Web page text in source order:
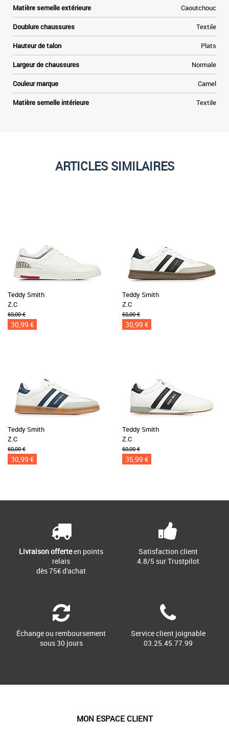
Matière semelle extérieure Caoutchouc
Doublure chaussures Textile
Hauteur de talon Plats
Largeur de chaussures Normale
Couleur marque Camel
Matière semelle intérieure Textile
ARTICLES SIMILAIRES
Teddy Smith
Z.C
60,00 €
30,99 €
Teddy Smith
Z.C
60,00 €
30,99 €
Teddy Smith
Z.C
60,00 €
30,99 €
Teddy Smith
Z.C
60,00 €
35,99 €
Livraison offerteen points
relais
dès 75€ d'achat
Satisfaction client
4.8/5 sur Trustpilot
Échange ou remboursement
sous 30 jours
Service client joignable
03.25.45.77.99
MON ESPACE CLIENT